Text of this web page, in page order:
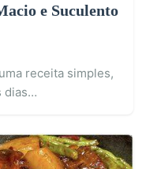
e Suculento
receita simples,
dias…